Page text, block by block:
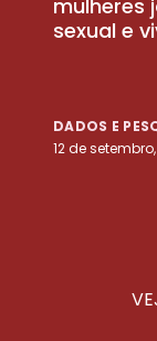
mulheres
sexual e
DADOS E
12 de